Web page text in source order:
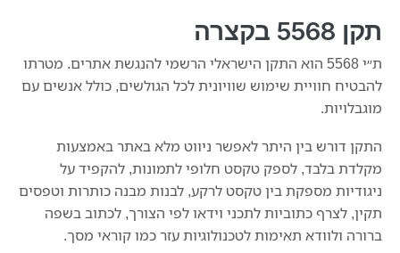
תקן 5568 בקצרה
ת״י 5568 הוא התקן הישראלי הרשמי להנגשת אתרים. מטרתו
להבטיח חוויית שימוש שוויונית לכל הגולשים, כולל אנשים עם
מוגבלויות.
התקן דורש בין היתר לאפשר ניווט מלא באתר באמצעות
מקלדת בלבד, לספק טקסט חלופי לתמונות, להקפיד על
ניגודיות מספקת בין טקסט לרקע, לבנות מבנה כותרות וטפסים
תקין, לצרף כתוביות לתכני וידאו לפי הצורך, לכתוב בשפה
ברורה ולוודא תאימות לטכנולוגיות עזר כמו קוראי מסך.